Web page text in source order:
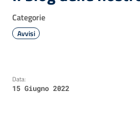
Categorie
Avvisi
Data:
15 Giugno 2022